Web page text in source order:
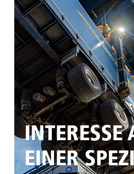
INTERESSE
EINER